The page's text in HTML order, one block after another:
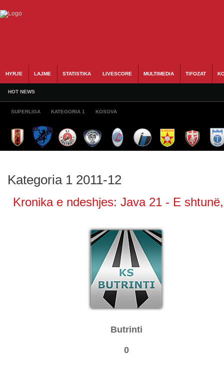
HYRJE LAJME STATISTIKA LIVESCORE MULTIMEDIA TIFOZAT
HOT NEWS
SUPERLIGA KATEGORIA 1 KOSOVA
Kategoria 1 2011-12
Kronika e ndeshjes: Java 21 - E
Butrinti
0